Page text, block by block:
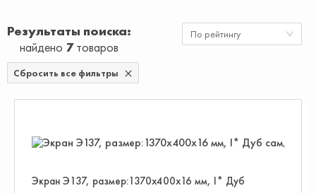
Результаты поиска
найдено 7товаров
По рейтингу
Сбросить все фильтры
Экран Э137, размер:1370х400х16 мм, I* Дуб